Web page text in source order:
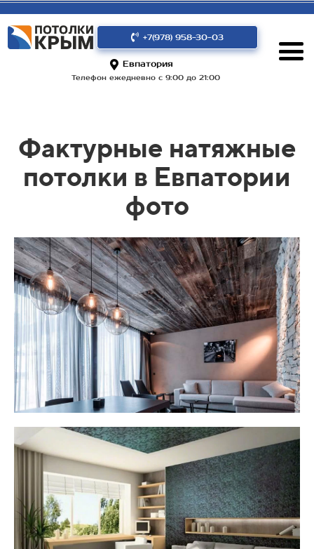
+7(978) 958-30-03
Евпатория
Телефон ежедневно с 9:00 до 21:00
Фактурные натяжные
потолки в Евпатории
фото